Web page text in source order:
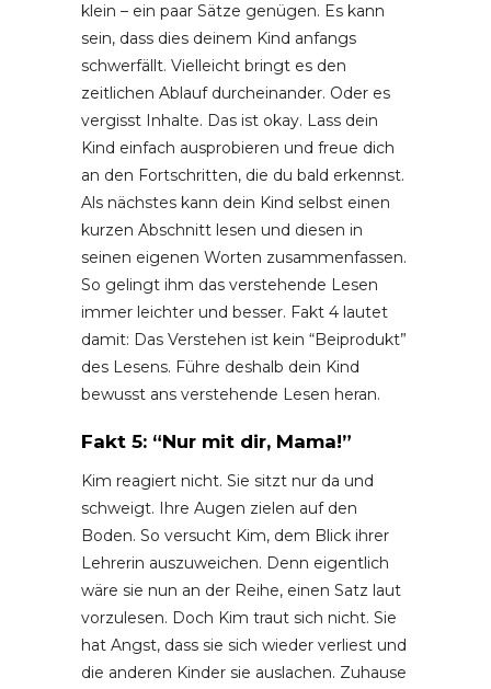
klein – ein paar Sätze genügen. Es kann
sein, dass dies deinem Kind anfangs
schwerfällt. Vielleicht bringt es den
zeitlichen Ablauf durcheinander. Oder es
vergisst Inhalte. Das ist okay. Lass dein
Kind einfach ausprobieren und freue dich
an den Fortschritten, die du bald erkennst.
Als nächstes kann dein Kind selbst einen
kurzen Abschnitt lesen und diesen in
seinen eigenen Worten zusammenfassen.
So gelingt ihm das verstehende Lesen
immer leichter und besser. Fakt 4 lautet
damit: Das Verstehen ist kein “Beiprodukt”
des Lesens. Führe deshalb dein Kind
bewusst ans verstehende Lesen heran.
Fakt 5: “Nur mit dir, Mama!”
Kim reagiert nicht. Sie sitzt nur da und
schweigt. Ihre Augen zielen auf den
Boden. So versucht Kim, dem Blick ihrer
Lehrerin auszuweichen. Denn eigentlich
wäre sie nun an der Reihe, einen Satz laut
vorzulesen. Doch Kim traut sich nicht. Sie
hat Angst, dass sie sich wieder verliest und
die anderen Kinder sie auslachen. Zuhause